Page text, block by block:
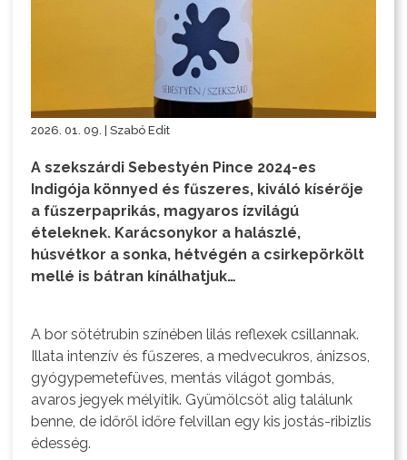
2026. 01. 09. | Szabó Edit
A szekszárdi Sebestyén Pince 2024-es
Indigója könnyed és fűszeres, kiváló kísérője
a fűszerpaprikás, magyaros ízvilágú
ételeknek. Karácsonykor a halászlé,
húsvétkor a sonka, hétvégén a csirkepörkölt
mellé is bátran kínálhatjuk…
A bor sötétrubin színében lilás reflexek csillannak.
Illata intenzív és fűszeres, a medvecukros, ánizsos,
gyógypemetefüves, mentás világot gombás,
avaros jegyek mélyítik. Gyümölcsöt alig találunk
benne, de időről időre felvillan egy kis jostás-ribizlis
édesség.